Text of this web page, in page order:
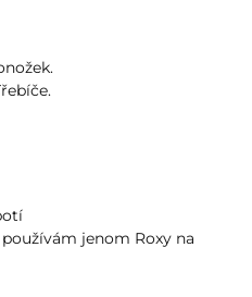
hvězdiček.
hvězdiček.
jenom Roxy na